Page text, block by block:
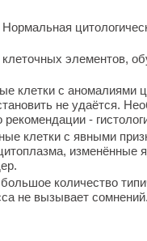
Нормальная
элементов,
клетки с аномалиями
не удаётся.
-
клетки с явными
изменённые
количество
не вызывает сомнений.